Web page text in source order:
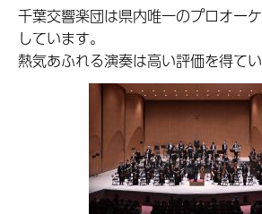
千葉交響楽団は県内唯一のプロオー
しています。
熱気あふれる演奏は高い評価を得てい